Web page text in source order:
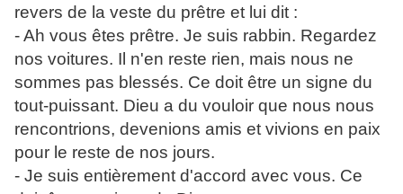
revers de la veste du prêtre et lui dit :
- Ah vous êtes prêtre. Je suis rabbin. Regardez
nos voitures. Il n'en reste rien, mais nous ne
sommes pas blessés. Ce doit être un signe du
tout-puissant. Dieu a du vouloir que nous nous
rencontrions, devenions amis et vivions en paix
pour le reste de nos jours.
- Je suis entièrement d'accord avec vous. Ce